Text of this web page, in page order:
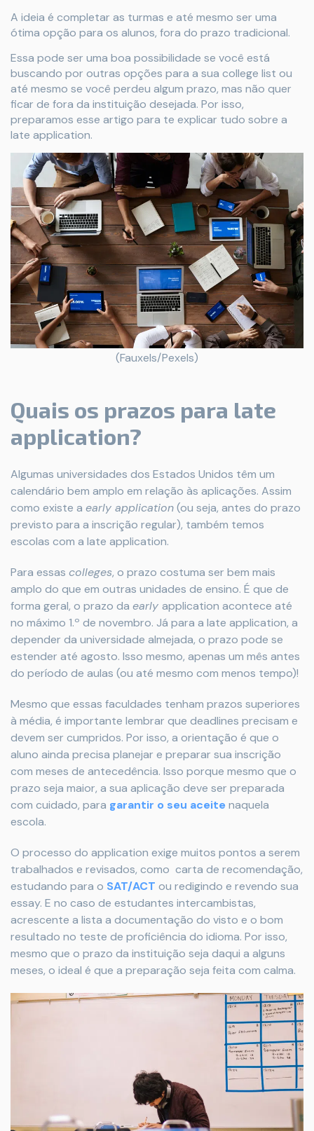
A ideia é completar as turmas e até mesmo ser uma
ótima opção para os alunos, fora do prazo tradicional.
Essa pode ser uma boa possibilidade se você está
buscando por outras opções para a sua college list ou
até mesmo se você perdeu algum prazo, mas não quer
ficar de fora da instituição desejada. Por isso,
preparamos esse artigo para te explicar tudo sobre a
late application.
(Fauxels/Pexels)
Quais os prazos para late
application?
Algumas universidades dos Estados Unidos têm um
calendário bem amplo em relação às aplicações. Assim
como existe a early application(ou seja, antes do prazo
previsto para a inscrição regular), também temos
escolas com a late application.
Para essas colleges, o prazo costuma ser bem mais
amplo do que em outras unidades de ensino. É que de
forma geral, o prazo da early application acontece até
no máximo 1.º de novembro. Já para a late application, a
depender da universidade almejada, o prazo pode se
estender até agosto. Isso mesmo, apenas um mês antes
do período de aulas (ou até mesmo com menos tempo)!
Mesmo que essas faculdades tenham prazos superiores
à média, é importante lembrar que deadlines precisam e
devem ser cumpridos. Por isso, a orientação é que o
aluno ainda precisa planejar e preparar sua inscrição
com meses de antecedência. Isso porque mesmo que o
prazo seja maior, a sua aplicação deve ser preparada
com cuidado, para garantir o seu aceitenaquela
escola.
O processo do application exige muitos pontos a serem
trabalhados e revisados, como carta de recomendação,
estudando para o SAT/ACT ou redigindo e revendo sua
essay. E no caso de estudantes intercambistas,
acrescente a lista a documentação do visto e o bom
resultado no teste de proficiência do idioma. Por isso,
mesmo que o prazo da instituição seja daqui a alguns
meses, o ideal é que a preparação seja feita com calma.